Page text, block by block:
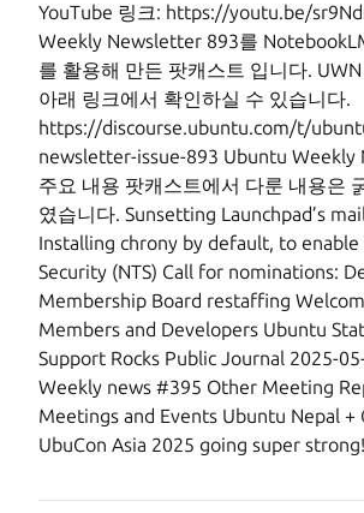
YouTube 링크: https://youtu.be/
Weekly Newsletter 893를
를 활용해 만든 팟캐스트 입니다.
아래 링크에서 확인하실 수 있습니다.
https://discourse.ubuntu.com/t/
newsletter-issue-893 Ubuntu Weekly
주요 내용 팟캐스트에서 다룬 내용은
였습니다. Sunsetting Launchpad’s
Installing chrony by default, to
Security (NTS) Call for nominations:
Membership Board restaffing
Members and Developers Ubuntu
Support Rocks Public Journal 2025-
Weekly news #395 Other Meeting
Meetings and Events Ubuntu Nepal +
UbuCon Asia 2025 going super strong!